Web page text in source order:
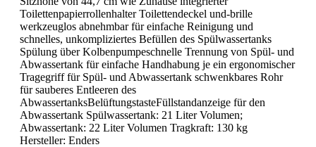
Toilettenpapierrollenhalter Toilettendeckel und-brille
werkzeuglos abnehmbar für einfache Reinigung und
schnelles, unkompliziertes Befüllen des Spülwassertanks
Spülung über Kolbenpumpeschnelle Trennung von Spül- und
Abwassertank für einfache Handhabung je ein ergonomischer
Tragegriff für Spül- und Abwassertank schwenkbares Rohr
für sauberes Entleeren des
AbwassertanksBelüftungstasteFüllstandanzeige für den
Abwassertank Spülwassertank: 21 Liter Volumen;
Abwassertank: 22 Liter Volumen Tragkraft: 130 kg
Hersteller: Enders